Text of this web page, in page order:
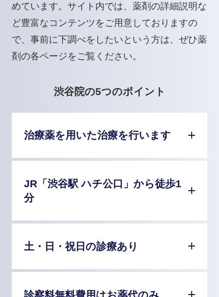
めています。サイト内では、薬剤の詳細説明な
ど豊富なコンテンツをご用意しておりますの
で、事前に下調べをしたいという方は、ぜひ薬
剤の各ページをご覧ください。
渋谷院の5つのポイント
治療薬を用いた治療を行います
JR「渋谷駅 ハチ公口」から徒歩1
分
土・日・祝日の診療あり